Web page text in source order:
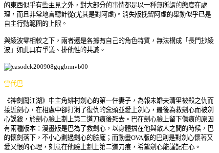
的東西似乎有些主見之外，對大部分的事情都是以一種無所謂的態度在處
理，而且非常地言聽計從(尤其是對阿虛)。消失版挽留阿虛的舉動似乎已是
自主行動範圍的上限。
與綾波零相較之下，兩者還是各據有自己的角色特質，無法構成「長門抄綾
波」如此具有爭議、排他性的共識。
雪代巴
《神劍闖江湖》中主角緋村劍心的第一任妻子，為報未婚夫清里被殺之仇而
接近劍心，在相處中卻打消了復仇的念頭並愛上劍心，最後為救劍心而被劍
心誤殺，於劍心臉上劃上第二道刀痕後死去。巴在劍心臉上留下傷痕的原因
有兩種版本：漫畫版是巴為了救劍心，以身體擋在他與敵人之間的時候，巴
的懷劍落下，不小心劃過劍心的臉龐；而動畫OVA版的巴則是對劍心懷著又
愛又恨的心理，刻意在他臉上劃上第二道刀痕，希望劍心能謹記在心。